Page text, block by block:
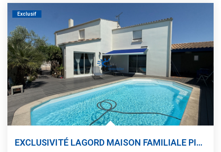
Exclusif
EXCLUSIVITÉ LAGORD MAISON FAMILIALE PISCINE